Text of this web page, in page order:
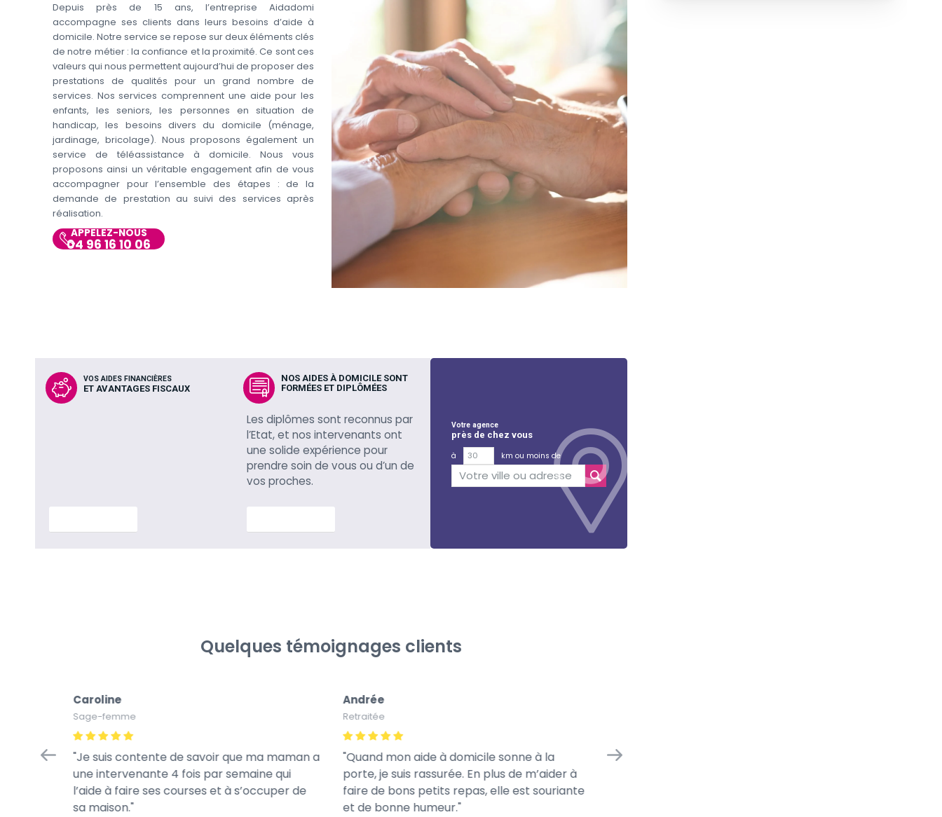
Depuis près de 15 ans, l’entreprise Aidadomi
accompagne ses clients dans leurs besoins d’aide à
domicile. Notre service se repose sur deux éléments clés
de notre métier : la confiance et la proximité. Ce sont ces
valeurs qui nous permettent aujourd’hui de proposer des
prestations de qualités pour un grand nombre de
services. Nos services comprennent une aide pour les
enfants, les seniors, les personnes en situation de
handicap, les besoins divers du domicile (ménage,
jardinage, bricolage). Nous proposons également un
service de téléassistance à domicile. Nous vous
proposons ainsi un véritable engagement afin de vous
accompagner pour l’ensemble des étapes : de la
demande de prestation au suivi des services après
réalisation.
APPELEZ-NOUS
04 96 16 10 06
VOS AIDES FINANCIÈRES
ET AVANTAGES FISCAUX
NOS AIDES À DOMICILE SONT
FORMÉES ET DIPLÔMÉES
Les diplômes sont reconnus par
l’Etat, et nos intervenants ont
une solide expérience pour
prendre soin de vous ou d’un de
vos proches.
Votre agence
près de chez vous
à
km ou moins de
Quelques témoignages clients
Caroline
Sage-femme
Je suis contente de savoir que ma maman a
une intervenante 4 fois par semaine qui
l’aide à faire ses courses et à s’occuper de
sa maison.
Andrée
Retraitée
Quand mon aide à domicile sonne à la
porte, je suis rassurée. En plus de m’aider à
faire de bons petits repas, elle est souriante
et de bonne humeur.
Je n’ai plus la force de m’occuper seule de